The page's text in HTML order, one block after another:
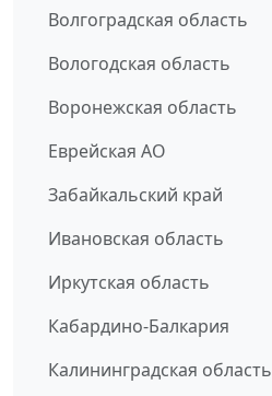
Волгоградская область
Вологодская область
Воронежская область
Еврейская АО
Забайкальский край
Ивановская область
Иркутская область
Кабардино-Балкария
Калининградская область